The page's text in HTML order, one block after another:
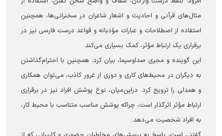
مثال‌های قرآنی و احادیث و اشعار شاعران در سخنرانی‌ها، همچنین
استفاده از اصطلاحات و عبارات مؤدبانه و قواعد درست فارسی نیز در
برقراری یک ارتباط مؤثر، کمک بسیاری می‌کند.
این گوینده و مجری صداوسیما، بیان کرد: همچنین با احترام‌گذاشتن
به دیگران در محیط‌های کاری و دوری از غرور کاذب، می‌توان همکاری
و همدلی را ترویج کرد. دراین‌میان، نوع پوشش افراد نیز در برقراری
ارتباط مؤثر اثرگذار است، چراکه پوشش مناسب متناسب با محیط کار،
به افراد شخصیت می‌دهد.